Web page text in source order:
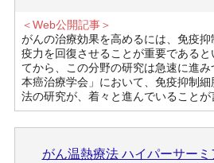
＜Web公開記事＞
がんの治療効果を高めるには、免疫
疫力を回復させることが重要である
てから、この分野の研究は急速に進
本癌治療学会」において、免疫抑制
法の研究が、着々と進んでいることが
がん温熱療法 ハイパーサー